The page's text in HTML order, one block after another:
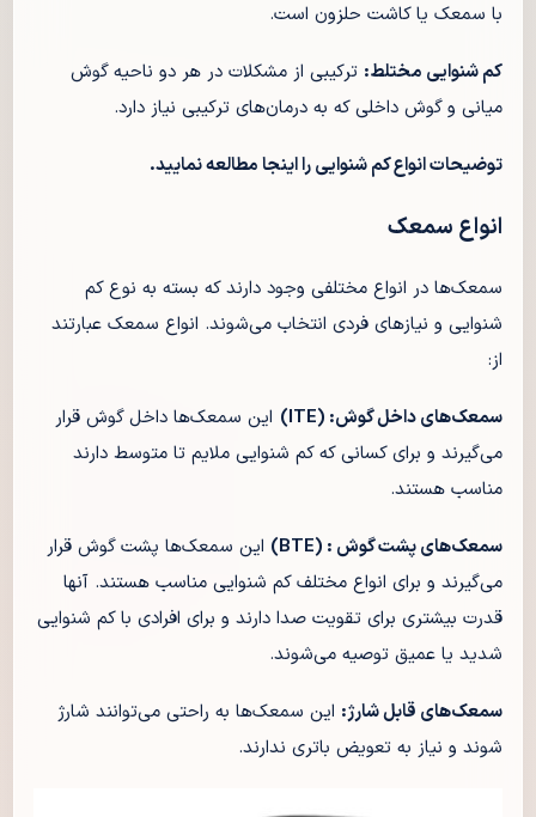
با سمعک یا کاشت حلزون است.
کم شنوایی مختلط: ترکیبی از مشکلات در هر دو ناحیه گوش
میانی و گوش داخلی که به درمان‌های ترکیبی نیاز دارد.
توضیحات انواع کم شنوایی را اینجا مطالعه نمایید.
انواع سمعک
سمعک‌ها در انواع مختلفی وجود دارند که بسته به نوع کم
شنوایی و نیازهای فردی انتخاب می‌شوند. انواع سمعک عبارتند
از:
سمعک‌های داخل گوش: (ITE)
این سمعک‌ها داخل گوش قرار
می‌گیرند و برای کسانی که کم شنوایی ملایم تا متوسط دارند
مناسب هستند.
سمعک‌های پشت گوش : (BTE)
این سمعک‌ها پشت گوش قرار
می‌گیرند و برای انواع مختلف کم شنوایی مناسب هستند. آنها
قدرت بیشتری برای تقویت صدا دارند و برای افرادی با کم شنوایی
شدید یا عمیق توصیه می‌شوند.
سمعک‌های قابل شارژ: این سمعک‌ها به راحتی می‌توانند شارژ
شوند و نیاز به تعویض باتری ندارند.